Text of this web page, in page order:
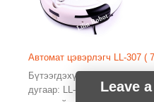
Автомат цэвэрлэгч LL-307 (
Бүтээгдэхүүний нэр:
дугаар: LL-307 (730)
Leave